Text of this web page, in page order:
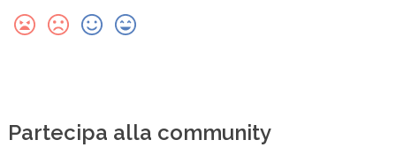
Partecipa alla community